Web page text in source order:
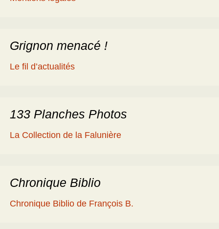
Grignon menacé !
Le fil d’actualités
133 Planches Photos
La Collection de la Falunière
Chronique Biblio
Chronique Biblio de François B.